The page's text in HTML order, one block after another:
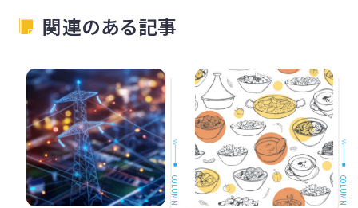
関連のある記事
COLUMN COLUMN